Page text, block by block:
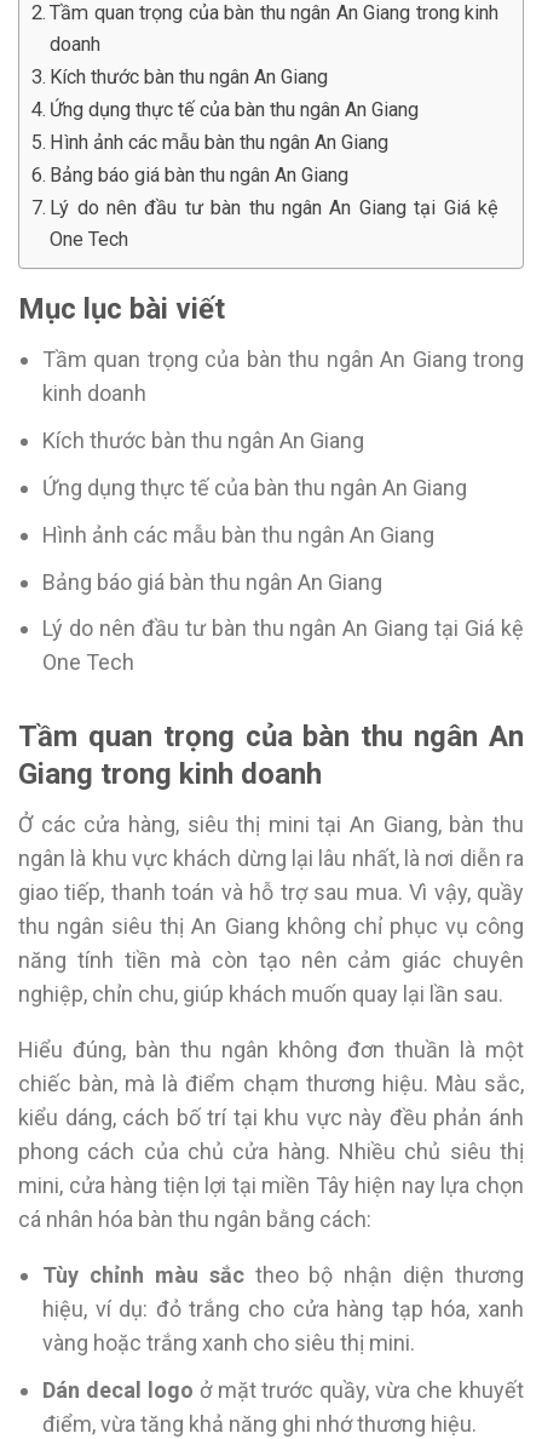
Tầm quan trọng của bàn thu ngân An Giang trong kinh
doanh
Kích thước bàn thu ngân An Giang
Ứng dụng thực tế của bàn thu ngân An Giang
Hình ảnh các mẫu bàn thu ngân An Giang
Bảng báo giá bàn thu ngân An Giang
Lý do nên đầu tư bàn thu ngân An Giang tại Giá kệ
One Tech
Mục lục bài viết
Tầm quan trọng của bàn thu ngân An Giang trong
kinh doanh
Kích thước bàn thu ngân An Giang
Ứng dụng thực tế của bàn thu ngân An Giang
Hình ảnh các mẫu bàn thu ngân An Giang
Bảng báo giá bàn thu ngân An Giang
Lý do nên đầu tư bàn thu ngân An Giang tại Giá kệ
One Tech
Tầm quan trọng của bàn thu ngân An
Giang trong kinh doanh
Ở các cửa hàng, siêu thị mini tại An Giang, bàn thu
ngân là khu vực khách dừng lại lâu nhất, là nơi diễn ra
giao tiếp, thanh toán và hỗ trợ sau mua. Vì vậy, quầy
thu ngân siêu thị An Giang không chỉ phục vụ công
năng tính tiền mà còn tạo nên cảm giác chuyên
nghiệp, chỉn chu, giúp khách muốn quay lại lần sau.
Hiểu đúng, bàn thu ngân không đơn thuần là một
chiếc bàn, mà là điểm chạm thương hiệu. Màu sắc,
kiểu dáng, cách bố trí tại khu vực này đều phản ánh
phong cách của chủ cửa hàng. Nhiều chủ siêu thị
mini, cửa hàng tiện lợi tại miền Tây hiện nay lựa chọn
cá nhân hóa bàn thu ngân bằng cách:
Tùy chỉnh màu sắctheo bộ nhận diện thương
hiệu, ví dụ: đỏ trắng cho cửa hàng tạp hóa, xanh
vàng hoặc trắng xanh cho siêu thị mini.
Dán decal logo ở mặt trước quầy, vừa che khuyết
điểm, vừa tăng khả năng ghi nhớ thương hiệu.